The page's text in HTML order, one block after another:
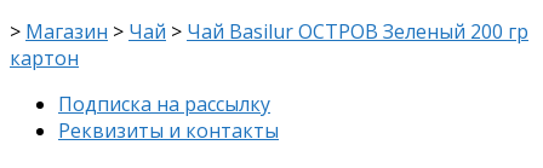
> Магазин > Чай > Чай Basilur ОСТРОВ Зеленый 200 гр
картон
Подписка на рассылку
Реквизиты и контакты